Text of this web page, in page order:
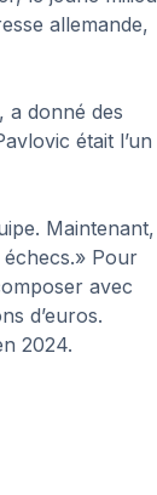
allemande,
donné des
était l’un
Maintenant,
Pour
avec
d’euros.
2024.